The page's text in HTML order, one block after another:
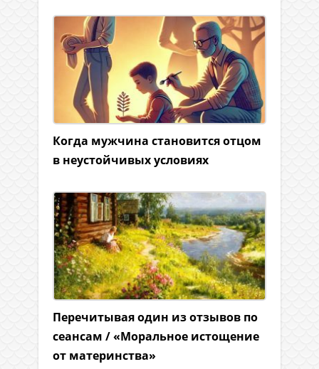
Когда мужчина становится отцом
в неустойчивых условиях
Перечитывая один из отзывов по
сеансам / «Моральное истощение
от материнства»